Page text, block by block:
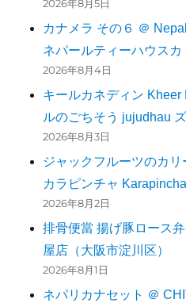
2026年8月5日
カナメラ その６ ＠
ネパールティーハウスカ
2026年8月4日
キールカネディン
ルのごちそう jujudhau
2026年8月3日
ジャックフルーツのカ
カラピンチャ
2026年8月2日
排骨便當 揚げ豚ロース
屋店（大阪市淀川区）
2026年8月1日
ネパリカナセット ＠